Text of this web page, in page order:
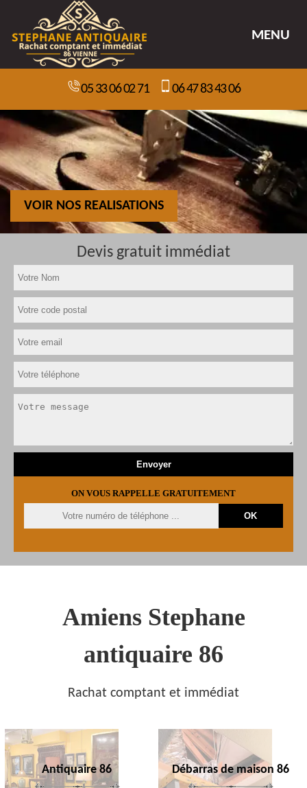
MENU
05 33 06 02 71 06 47 83 43 06
VOIR NOS REALISATIONS
Devis gratuit immédiat
ON VOUS RAPPELLE GRATUITEMENT
Amiens Stephane
antiquaire 86
Rachat comptant et immédiat
Antiquaire 86 Débarras de maison 86